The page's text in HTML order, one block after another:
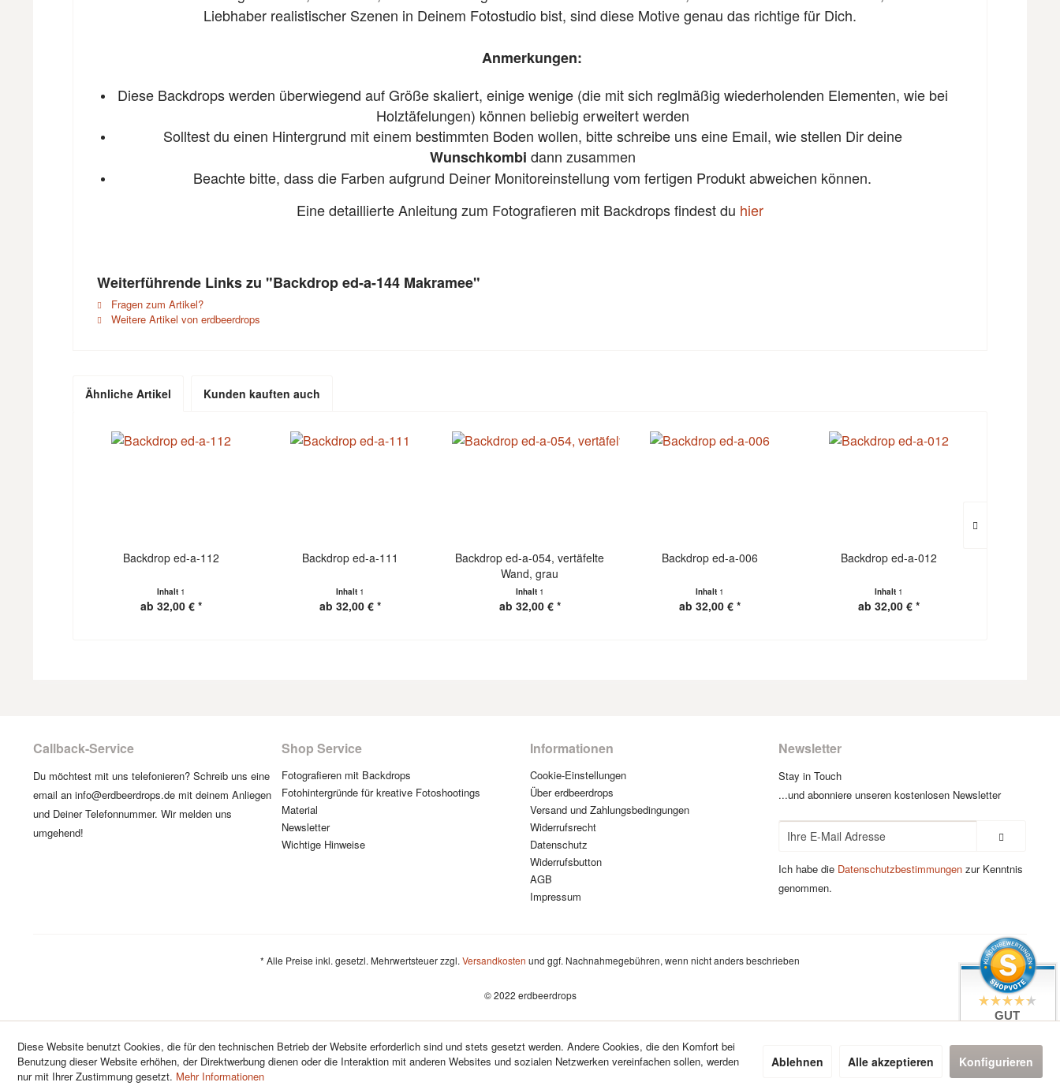
Liebhaber realistischer Szenen in Deinem Fotostudio bist, sind diese Motive genau das richtige für Dich.
Anmerkungen:
Diese Backdrops werden überwiegend auf Größe skaliert, einige wenige (die mit sich reglmäßig wiederholenden Elementen, wie bei
Holztäfelungen) können beliebig erweitert werden
Solltest du einen Hintergrund mit einem bestimmten Boden wollen, bitte schreibe uns eine Email, wie stellen Dir deine
Wunschkombi dann zusammen
Beachte bitte, dass die Farben aufgrund Deiner Monitoreinstellung vom fertigen Produkt abweichen können.
Eine detaillierte Anleitung zum Fotografieren mit Backdrops findest du hier
Weiterführende Links zu "Backdrop ed-a-144 Makramee"
Fragen zum Artikel?
Weitere Artikel von erdbeerdrops
Ähnliche Artikel Kunden kauften auch
Backdrop ed-a-112
Inhalt 1
ab 32,00 € *
Backdrop ed-a-111
Inhalt 1
ab 32,00 € *
Backdrop ed-a-054, vertäfelte
Wand, grau
Inhalt 1
ab 32,00 € *
Backdrop ed-a-006
Inhalt 1
ab 32,00 € *
Backdrop ed-a-012
Inhalt 1
ab 32,00 € *
Callback-Service
Du möchtest mit uns telefonieren? Schreib uns eine
email an info@erdbeerdrops.de mit deinem Anliegen
und Deiner Telefonnummer. Wir melden uns
umgehend!
Shop Service
Fotografieren mit Backdrops
Fotohintergründe für kreative Fotoshootings
Material
Newsletter
Wichtige Hinweise
Informationen
Cookie-Einstellungen
Über erdbeerdrops
Versand und Zahlungsbedingungen
Widerrufsrecht
Datenschutz
Widerrufsbutton
AGB
Impressum
Newsletter
Stay in Touch
...und abonniere unseren kostenlosen Newsletter
Ich habe die Datenschutzbestimmungen zur Kenntnis
genommen.
* Alle Preise inkl. gesetzl. Mehrwertsteuer zzgl. Versandkosten und ggf. Nachnahmegebühren, wenn nicht anders beschrieben
© 2022 erdbeerdrops
Diese Website benutzt Cookies, die für den technischen Betrieb der Website erforderlich sind und stets gesetzt werden. Andere Cookies, die den Komfort bei
Benutzung dieser Website erhöhen, der Direktwerbung dienen oder die Interaktion mit anderen Websites und sozialen Netzwerken vereinfachen sollen, werden
nur mit Ihrer Zustimmung gesetzt. Mehr Informationen
Ablehnen Alle akzeptieren Konfigurieren
GUT
shopvote.de